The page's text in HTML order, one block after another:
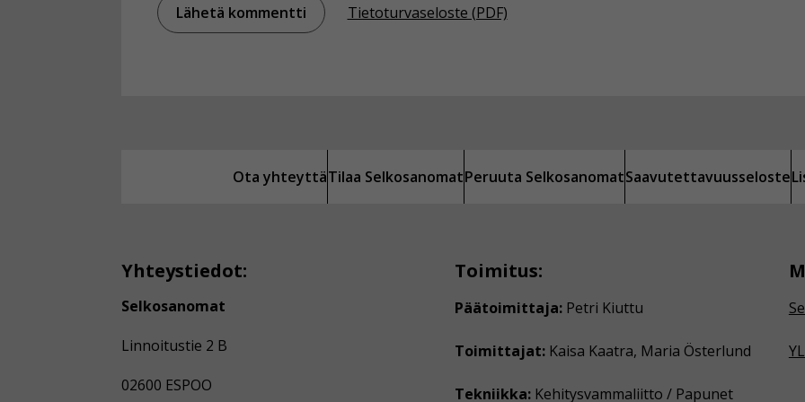
Tietoturvaseloste (PDF)
Ota yhteyttäTilaa SelkosanomatPeruuta SelkosanomatSaavutettavuusseloste
Yhteystiedot:
Selkosanomat
Linnoitustie 2 B
02600 ESPOO
Toimitus:
Päätoimittaja: Petri Kiuttu
Toimittajat: Kaisa Kaatra, Maria Österlund
Tekniikka: Kehitysvammaliitto / Papunet